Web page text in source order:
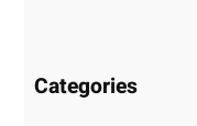
Categories